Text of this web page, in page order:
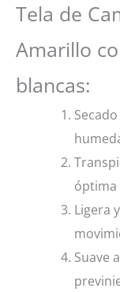
Tela de
Amarillo
blancas:
óptima
Ligera
Suave